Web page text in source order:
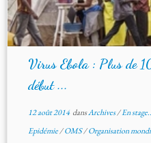
Virus Ebola : Plus de
début ...
12 août 2014dansArchives/En
Epidémie/OMS/Organisation